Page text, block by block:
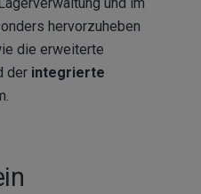
hervorzuheben
die erweiterte
der integrierte